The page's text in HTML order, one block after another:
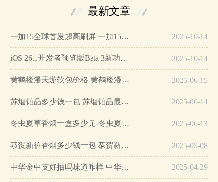
最新文章
一加15全球首发超高刷屏 一加15参数详细配置… 2025-10-14
iOS 26.1开发者预览版Beta 3新功能详解… 2025-10-14
黄鹤楼漫天游软包价格-黄鹤楼漫天游软包多少钱一盒… 2025-06-15
苏烟铂晶多少钱一包 苏烟铂晶最新价格… 2025-06-14
冬虫夏草香烟一盒多少元-冬虫夏草香烟一盒多少元2025最新价格… 2025-06-13
恭贺新禧香烟多少钱一包 恭贺新禧香烟价格表和图片… 2025-05-08
中华金中支好抽吗味道咋样 中华金中支口感特点介绍… 2025-04-29